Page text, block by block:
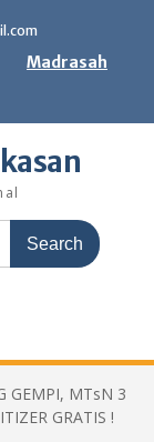
Madrasah
GEMPI, MTsN 3
GRATIS !